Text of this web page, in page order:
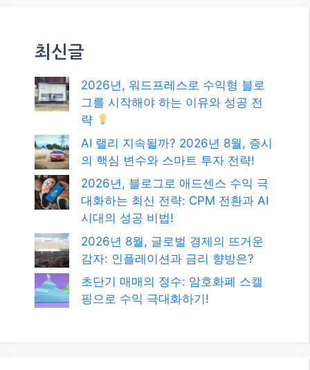
최신글
2026년, 워드프레스로 수익형 블로
그를 시작해야 하는 이유와 성공 전
략
AI 랠리 지속될까? 2026년 8월, 증시
의 핵심 변수와 스마트 투자 전략!
2026년, 블로그로 애드센스 수익 극
대화하는 최신 전략: CPM 전환과 AI
시대의 성공 비법!
2026년 8월, 글로벌 경제의 뜨거운
감자: 인플레이션과 금리 향방은?
초단기 매매의 정수: 암호화폐 스캘
핑으로 수익 극대화하기!